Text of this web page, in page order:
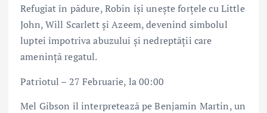
Refugiat în pădure, Robin își unește forțele cu Little
John, Will Scarlett și Azeem, devenind simbolul
luptei împotriva abuzului și nedreptății care
amenință regatul.
Patriotul – 27 Februarie, la 00:00
Mel Gibson îl interpretează pe Benjamin Martin, un